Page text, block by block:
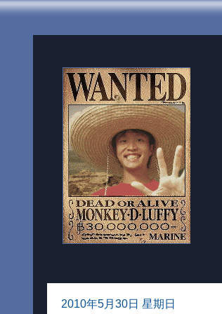
2010年5月30日 星期日